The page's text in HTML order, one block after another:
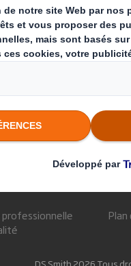
A propos
Investisseurs
Développement
Actualité
professionnelle
DS Smith 2026 Tous